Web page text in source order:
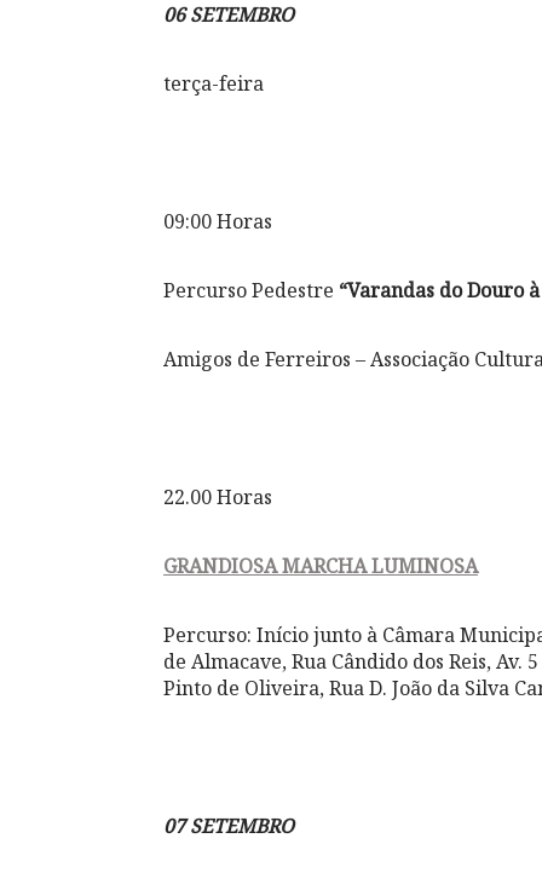
06 SETEMBRO
terça-feira
09:00 Horas
Percurso Pedestre “Varandas do Douro
Amigos de Ferreiros – Associação
22.00 Horas
GRANDIOSA MARCHA LUMINOSA
Percurso: Início junto à Câmara
de Almacave, Rua Cândido dos Reis, Av.
Pinto de Oliveira, Rua D. João da Silva
07 SETEMBRO